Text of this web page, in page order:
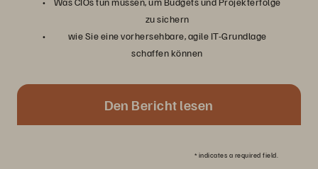
zu sichern
wie Sie eine vorhersehbare, agile IT-Grundlage
schaffen können
Den Bericht lesen
* indicates a required field.